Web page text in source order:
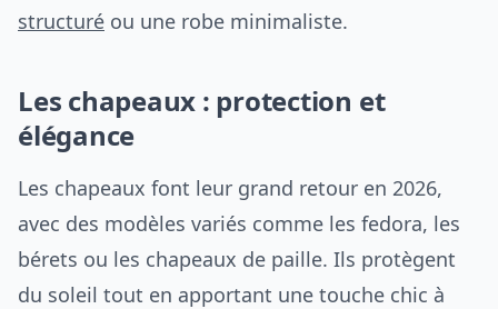
structuré ou une robe minimaliste.
Les chapeaux : protection et
élégance
Les chapeaux font leur grand retour en 2026,
avec des modèles variés comme les fedora, les
bérets ou les chapeaux de paille. Ils protègent
du soleil tout en apportant une touche chic à